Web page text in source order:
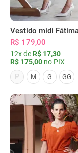
Vestido midi
R$ 179,00
12x de R$ 17,30
R$ 175,00 no PIX
P
M G GG